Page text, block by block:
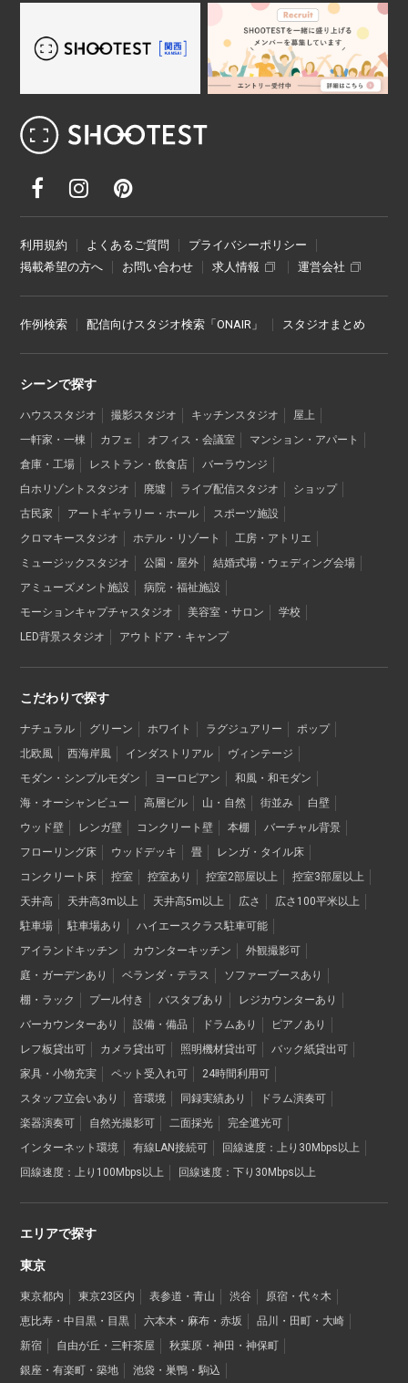
利用規約 よくあるご質問
プライバシーポリシー
掲載希望の方へ
お問い合わせ 求人情報 運営会社
作例検索 配信向けスタジオ検索「ONAIR」 スタジオまとめ
シーンで探す
ハウススタジオ 撮影スタジオ キッチンスタジオ
屋上
一軒家・一棟
カフェ オフィス・会議室
マンション・アパート
倉庫・工場
レストラン・飲食店
バーラウンジ
白ホリゾントスタジオ
廃墟 ライブ配信スタジオ
ショップ
古民家
アートギャラリー・ホール
スポーツ施設
クロマキースタジオ
ホテル・リゾート
工房・アトリエ
ミュージックスタジオ
公園・屋外
結婚式場・ウェディング会場
アミューズメント施設
病院・福祉施設
モーションキャプチャスタジオ
美容室・サロン
学校
LED背景スタジオ
アウトドア・キャンプ
こだわりで探す
ナチュラル グリーン ホワイト ラグジュアリー
ポップ
北欧風
西海岸風 インダストリアル
ヴィンテージ
モダン・シンプルモダン
ヨーロピアン
和風・和モダン
海・オーシャンビュー
高層ビル 山・自然 街並み
白壁
ウッド壁
レンガ壁 コンクリート壁 本棚
バーチャル背景
フローリング床
ウッドデッキ 畳
レンガ・タイル床
コンクリート床
控室 控室あり 控室2部屋以上
控室3部屋以上
天井高
天井高3m以上 天井高5m以上 広さ
広さ100平米以上
駐車場
駐車場あり
ハイエースクラス駐車可能
アイランドキッチン
カウンターキッチン
外観撮影可
庭・ガーデンあり
ベランダ・テラス
ソファーブースあり
棚・ラック
プール付き バスタブあり
レジカウンターあり
バーカウンターあり
設備・備品 ドラムあり
ピアノあり
レフ板貸出可
カメラ貸出可 照明機材貸出可
バック紙貸出可
家具・小物充実
ペット受入れ可
24時間利用可
スタッフ立会いあり
音環境 同録実績あり
ドラム演奏可
楽器演奏可
自然光撮影可 二面採光
完全遮光可
インターネット環境
有線LAN接続可
回線速度：上り30Mbps以上
回線速度：上り100Mbps以上
回線速度：下り30Mbps以上
エリアで探す
東京
東京都内 東京23区内 表参道・青山 渋谷
原宿・代々木
恵比寿・中目黒・目黒
六本木・麻布・赤坂
品川・田町・大崎
新宿
自由が丘・三軒茶屋
秋葉原・神田・神保町
銀座・有楽町・築地
池袋・巣鴨・駒込